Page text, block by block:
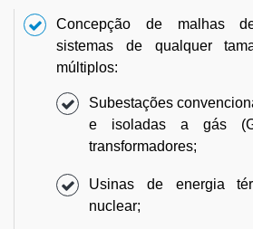
Concepção de malhas
sistemas de qualquer
múltiplos:
Subestações
e isoladas a gás
transformadores;
Usinas de energia
nuclear;